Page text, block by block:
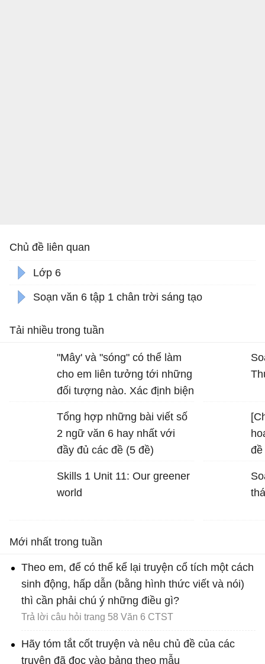
Chủ đề liên quan
Lớp 6
Soạn văn 6 tập 1 chân trời sáng tạo
Tải nhiều trong tuần
"Mây' và "sóng" có thể làm
cho em liên tưởng tới những
đối tượng nào. Xác định biện
trong hình ảnh "bình minh
vàng", "vầng trăng bạc" và
nêu tác dụng của biện pháp
tu từ đó
Tổng hợp những bài viết số
2 ngữ văn 6 hay nhất với
đầy đủ các đề (5 đề)
Skills 1 Unit 11: Our greener
world
đề
Mới nhất trong tuần
Theo em, để có thể kể lại truyện cổ tích một cách
sinh động, hấp dẫn (bằng hình thức viết và nói)
thì cần phải chú ý những điều gì?
Trả lời câu hỏi trang 58 Văn 6 CTST
Hãy tóm tắt cốt truyện và nêu chủ đề của các
truyện đã đọc vào bảng theo mẫu